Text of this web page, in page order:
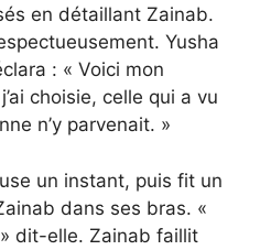
en détaillant Zainab.
Yusha
: « Voici mon
choisie, celle qui a vu
n’y parvenait. »
un instant, puis fit un
dans ses bras. «
dit-elle. Zainab faillit